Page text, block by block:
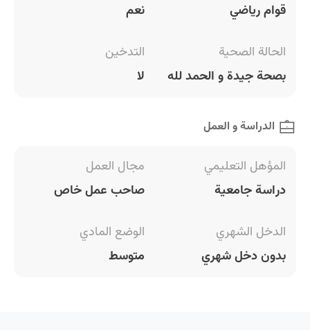
قوام رياضي
نعم
الحالة الصحية
بصحة جيدة و الحمد لله
التدخين
لا
الدراسة و العمل
المؤهل التعليمي
دراسة جامعية
مجال العمل
صاحب عمل خاص
الدخل الشهري
بدون دخل شهري
الوضع المادي
متوسط